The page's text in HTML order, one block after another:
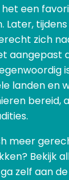
het een
Later,
zich
aangepast
landen en
bereid,
meer
Bekijk
zelf aan